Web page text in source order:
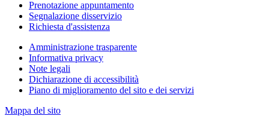
Prenotazione appuntamento
Segnalazione disservizio
Richiesta d'assistenza
Amministrazione trasparente
Informativa privacy
Note legali
Dichiarazione di accessibilità
Piano di miglioramento del sito e dei servizi
Mappa del sito